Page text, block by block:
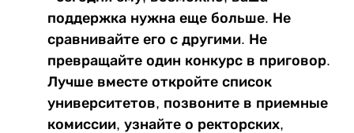
поддержка нужна еще больше. Не
сравнивайте его с другими. Не
превращайте один конкурс в приговор.
Лучше вместе откройте список
университетов, позвоните в приемные
комиссии, узнайте о ректорских,